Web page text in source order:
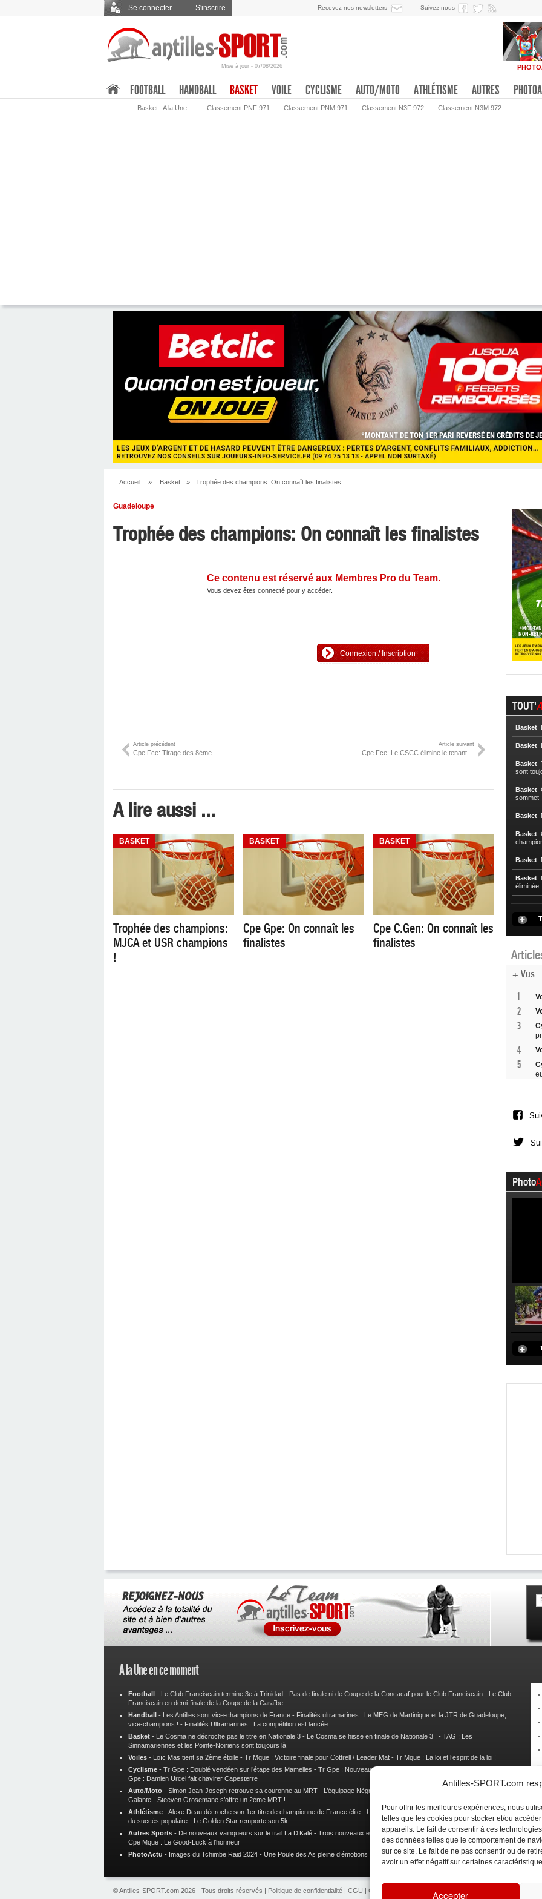
Antilles-SPORT.com
Pour offrir les meilleures expériences, nous
telles que les cookies pour stocker et/ou
appareils. Le fait de consentir à ces
des données telles que le comportement de
sur ce site. Le fait de ne pas consentir ou de
avoir un effet négatif sur certaines
Accepter
Se connecter S'inscrire Recevez nos newsletters Suivez-nous
Mise à jour - 07/08/2026
FOOTBALL HANDBALL BASKET
Basket : A la Une Classement PNF 971 Classement PNM 971 Classement N3F 972 Classement N3M 972
VOILE CYCLISME AUTO/MOTO ATHLÉTISME AUTRES
Accueil » Basket » Trophée des champions: On connaît les finalistes
Guadeloupe
Trophée des champions: On connaît les finalistes
Ce contenu est réservé aux Membres Pro du Team.
Vous devez êtes connecté pour y accéder.
Connexion / Inscription
Article précédent
Cpe Fce: Tirage des 8ème ...
Article suivant
Cpe Fce: Le CSCC élimine le tenant ...
A lire aussi ...
BASKET
Trophée des champions:
MJCA et USR champions
!
BASKET
Cpe Gpe: On connaît les
finalistes
BASKET
Cpe C.Gen: On connaît les
finalistes
TOUT'
Basket
Basket
Basket
sont
Basket
sommet
Basket
Basket
Basket
Basket
éliminée
+ Vus
1
2
3
4
5
Photo
A la Une en ce moment
Football - Le Club Franciscain termine 3e à Trinidad - Pas de finale ni de Coupe de la Concacaf pour le Club Franciscain - Le Club
Franciscain en demi-finale de la Coupe de la Caraïbe
Handball - Les Antilles sont vice-champions de France - Finalités ultramarines : Le MEG de Martinique et la JTR de Guadeloupe,
vice-champions ! - Finalités Ultramarines : La compétition est lancée
Basket - Le Cosma ne décroche pas le titre en Nationale 3 - Le Cosma se hisse en finale de Nationale 3 ! - TAG : Les
Sinnamariennes et les Pointe-Noiriens sont toujours là
Voiles - Loïc Mas tient sa 2ème étoile - Tr Mque : Victoire finale pour Cottrell / Leader Mat - Tr Mque : La loi et l’esprit de la loi !
Cyclisme - Tr Gpe : Doublé vendéen sur l’étape des Mamelles - Tr Gpe : Nouveau changement de leader, Damien Urcel out
Gpe : Damien Urcel fait chavirer Capesterre
Auto/Moto - Simon Jean-Joseph retrouve sa couronne au MRT - L’équipage Nègre – Gérard remporte le 9e rallye du Pays Marie-
Galante - Steeven Orosemane s’offre un 2ème MRT !
Athlétisme -Alexe Deau décroche son 1er titre de championne de France élite - Un semi marathon sous le signe de la chaleur et
du succès populaire - Le Golden Star remporte son 5k
Autres Sports - De nouveaux vainqueurs sur le trail La D’Kalé - Trois nouveaux et un habitué au palmarès du Trail des Trésors-
Cpe Mque : Le Good-Luck à l’honneur
PhotoActu - Images du Tchimbe Raid 2024 - Une Poule des As pleine d’émotions ! Images de la Woulib 113 X-Trem
© Antilles-SPORT.com 2026 - Tous droits réservés | Politique de confidentialité | CGU | CGV